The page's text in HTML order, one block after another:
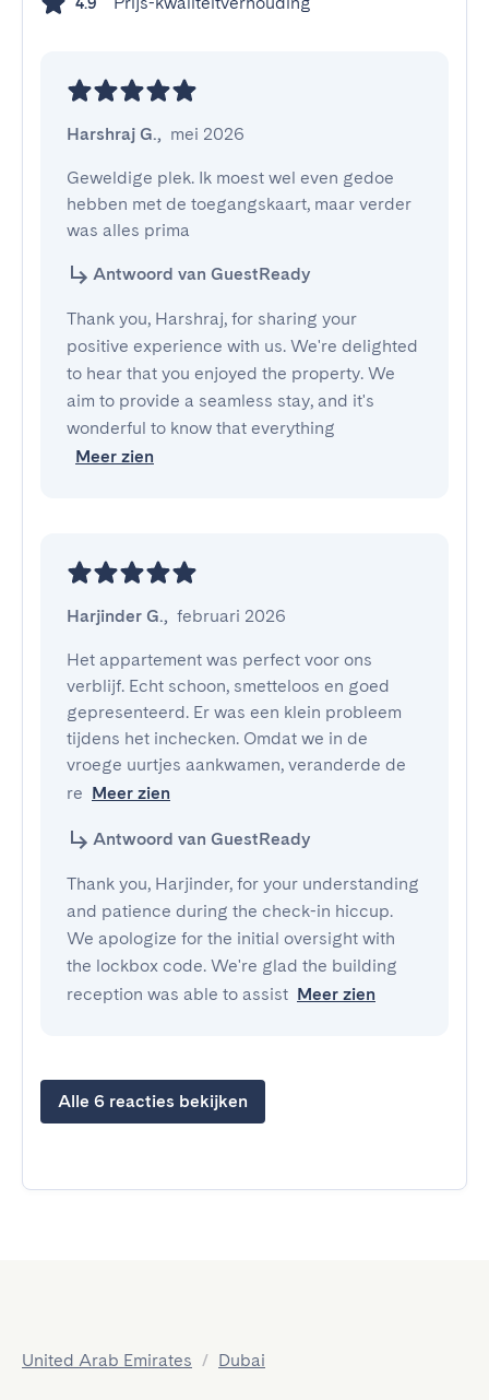
Harshraj G., mei 2026
Geweldige plek. Ik moest wel even gedoe
hebben met de toegangskaart, maar verder
was alles prima
Antwoord van GuestReady
Thank you, Harshraj, for sharing your
positive experience with us. We're delighted
to hear that you enjoyed the property. We
aim to provide a seamless stay, and it's
wonderful to know that everything
Meer zien
Harjinder G., februari 2026
Het appartement was perfect voor ons
verblijf. Echt schoon, smetteloos en goed
gepresenteerd. Er was een klein probleem
tijdens het inchecken. Omdat we in de
vroege uurtjes aankwamen, veranderde de
re Meer zien
Antwoord van GuestReady
Thank you, Harjinder, for your understanding
and patience during the check-in hiccup.
We apologize for the initial oversight with
the lockbox code. We're glad the building
reception was able to assist Meer zien
Alle 6 reacties bekijken
United Arab Emirates / Dubai